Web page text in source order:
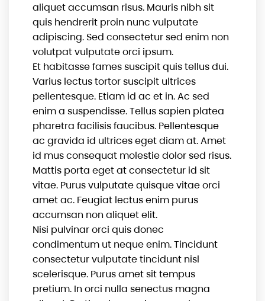
aliquet accumsan risus. Mauris nibh sit
quis hendrerit proin nunc vulputate
adipiscing. Sed consectetur sed enim non
volutpat vulputate orci ipsum.
Et habitasse fames suscipit quis tellus dui.
Varius lectus tortor suscipit ultrices
pellentesque. Etiam id ac et in. Ac sed
enim a suspendisse. Tellus sapien platea
pharetra facilisis faucibus. Pellentesque
ac gravida id ultrices eget diam at. Amet
id mus consequat molestie dolor sed risus.
Mattis porta eget at consectetur id sit
vitae. Purus vulputate quisque vitae orci
amet ac. Feugiat lectus enim purus
accumsan non aliquet elit.
Nisi pulvinar orci quis donec
condimentum ut neque enim. Tincidunt
consectetur vulputate tincidunt nisl
scelerisque. Purus amet sit tempus
pretium. In orci nulla senectus magna